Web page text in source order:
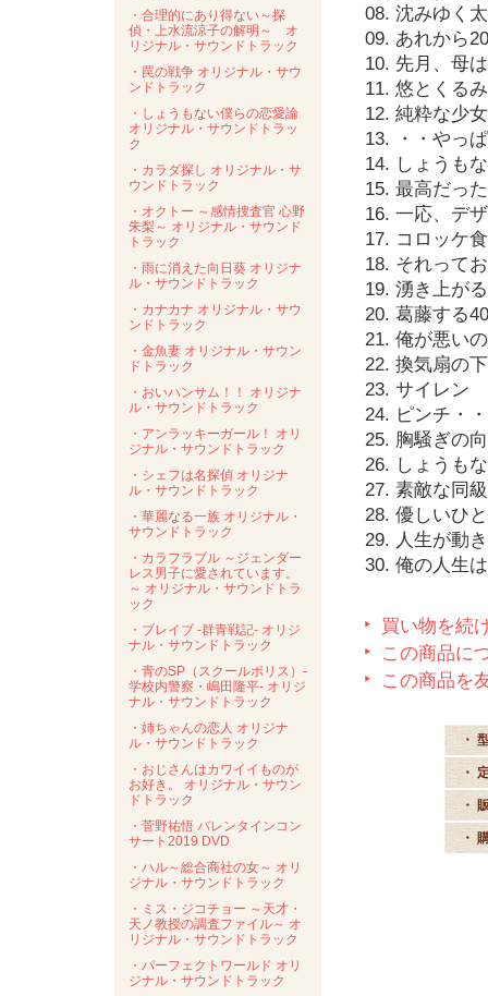
・合理的にあり得ない～探
偵・上水流涼子の解明～ オ
リジナル・サウンドトラック
・罠の戦争 オリジナル・サウ
ンドトラック
・しょうもない僕らの恋愛論
オリジナル・サウンドトラッ
ク
・カラダ探し オリジナル・サ
ウンドトラック
・オクトー ～感情捜査官 心野
朱梨～ オリジナル・サウンド
トラック
・雨に消えた向日葵 オリジナ
ル・サウンドトラック
・カナカナ オリジナル・サウ
ンドトラック
・金魚妻 オリジナル・サウン
ドトラック
・おいハンサム！！ オリジナ
ル・サウンドトラック
・アンラッキーガール！ オリ
ジナル・サウンドトラック
・シェフは名探偵 オリジナ
ル・サウンドトラック
・華麗なる一族 オリジナル・
サウンドトラック
・カラフラブル ～ジェンダー
レス男子に愛されています。
～ オリジナル・サウンドトラ
ック
・ブレイブ -群青戦記- オリジ
ナル・サウンドトラック
・青のSP（スクールポリス）-
学校内警察・嶋田隆平- オリジ
ナル・サウンドトラック
・姉ちゃんの恋人 オリジナ
ル・サウンドトラック
・おじさんはカワイイものが
お好き。 オリジナル・サウン
ドトラック
・菅野祐悟 バレンタインコン
サート2019 DVD
・ハル～総合商社の女～ オリ
ジナル・サウンドトラック
・ミス・ジコチョー ～天才・
天ノ教授の調査ファイル～ オ
リジナル・サウンドトラック
・パーフェクトワールド オリ
ジナル・サウンドトラック
08. 沈みゆく
09. あれから
10. 先月、母
11. 悠とくる
12. 純粋な少女
13. ・・やっ
14. しょうも
15. 最高だっ
16. 一応、デ
17. コロッケ
18. それって
19. 湧き上が
20. 葛藤する
21. 俺が悪い
22. 換気扇の
23. サイレン
24. ピンチ・
25. 胸騒ぎの
26. しょうも
27. 素敵な同
28. 優しいひ
29. 人生が動
30. 俺の人生
買い物を続
この商品に
この商品を
・
・
・
・